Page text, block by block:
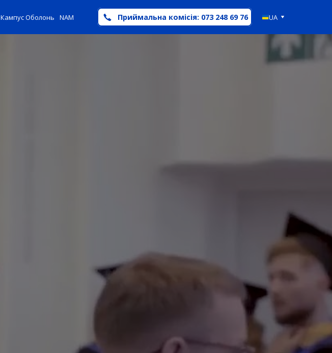
Кампус Оболонь NAM Приймальна комісія: 073 248 69 76 UA